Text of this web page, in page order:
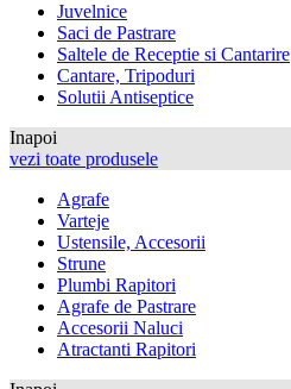
Juvelnice
Saci de Pastrare
Saltele de Receptie si Cantarire
Cantare, Tripoduri
Solutii Antiseptice
Inapoi
vezi toate produsele
Agrafe
Varteje
Ustensile, Accesorii
Strune
Plumbi Rapitori
Agrafe de Pastrare
Accesorii Naluci
Atractanti Rapitori